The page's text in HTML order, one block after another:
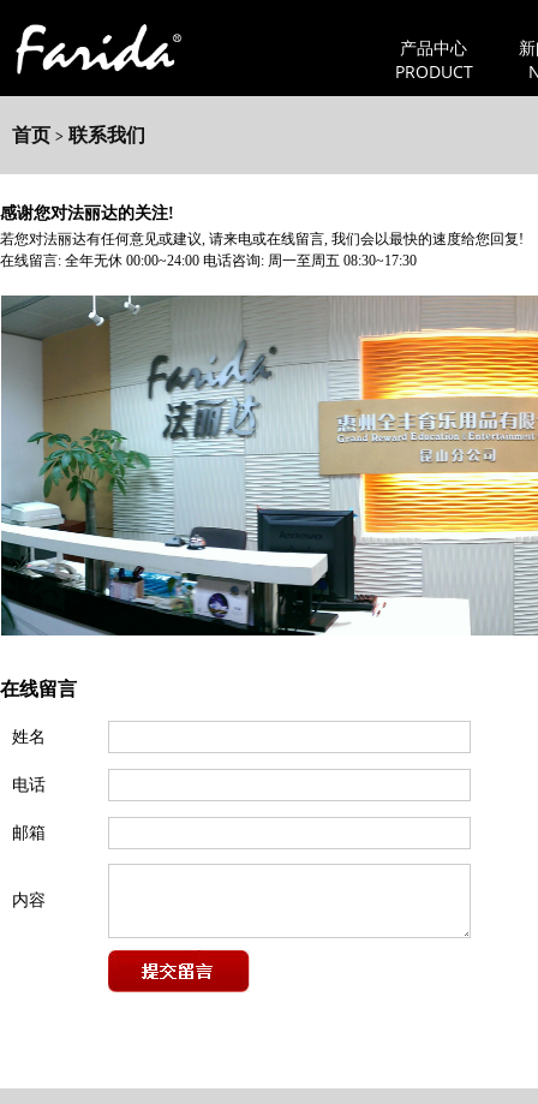
产品中心
PRODUCT
首页 > 联系我们
感谢您对法丽达的关注!
若您对法丽达有任何意见或建议, 请来电或在线留言, 我们会以最快的速度给您回复!
在线留言: 全年无休 00:00~24:00 电话咨询: 周一至周五 08:30~17:30
在线留言
姓名
电话
邮箱
内容